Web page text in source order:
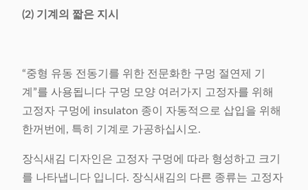
(2) 기계의 짧은 지시
“중형 유동 전동기를 위한 전문화한 구멍 절연제 기
계”를 사용됩니다 구멍 모양 여러가지 고정자를 위해
고정자 구멍에 insulaton 종이 자동적으로 삽입을 위해
한꺼번에, 특히 기계로 가공하십시오.
장식새김 디자인은 고정자 구멍에 따라 형성하고 크기
를 나타냅니다 입니다. 장식새김의 다른 종류는 고정자